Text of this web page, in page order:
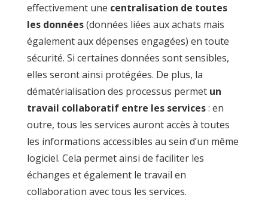
effectivement une centralisation de toutes
les données(données liées aux achats mais
également aux dépenses engagées) en toute
sécurité. Si certaines données sont sensibles,
elles seront ainsi protégées. De plus, la
dématérialisation des processus permet un
travail collaboratif entre les services: en
outre, tous les services auront accès à toutes
les informations accessibles au sein d’un même
logiciel. Cela permet ainsi de faciliter les
échanges et également le travail en
collaboration avec tous les services.